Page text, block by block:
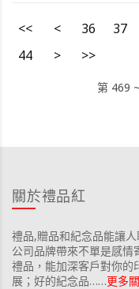
<< < 36 37
44
> >>
第 469
關於禮品紅
禮品,贈品和紀念品能讓
公司品牌帶來不單是感
禮品，能加深客戶對你的
展；好的紀念品……更多